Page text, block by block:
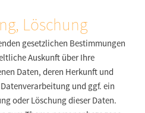
Löschung
gesetzlichen Bestimmungen
Auskunft über Ihre
Daten, deren Herkunft und
und ggf. ein
oder Löschung dieser Daten.